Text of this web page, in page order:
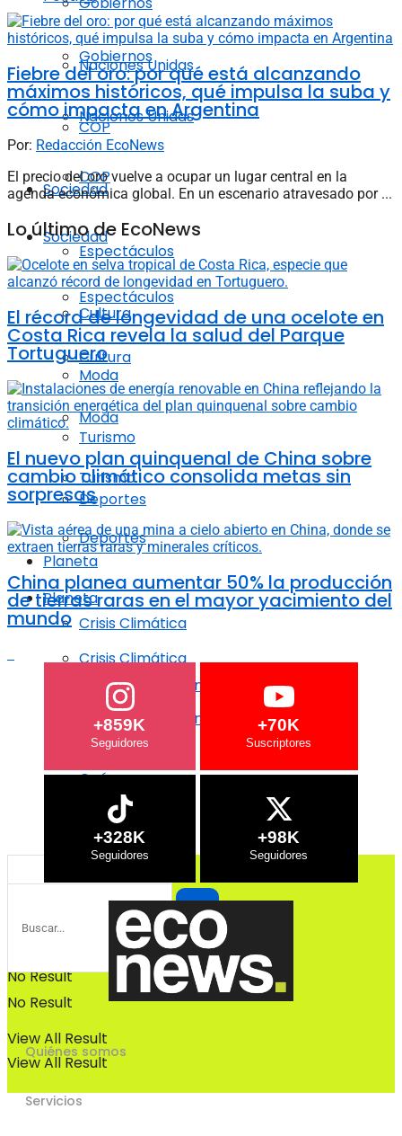
Naciones Unidas
COP
Sociedad
Espectáculos
Cultura
Moda
Turismo
Deportes
Planeta
Crisis Climática
Agricultura regenerativa
Océanos
Bosques
No Result
View All Result
Gobiernos
Naciones Unidas
COP
Sociedad
Espectáculos
Cultura
Moda
Turismo
Deportes
Planeta
Crisis Climática
Agricultura regenerativa
Océanos
Bosques
No Result
View All Result
Fiebre del oro: por qué está alcanzando
máximos históricos, qué impulsa la suba y
cómo impacta en Argentina
Por: Redacción EcoNews
El precio del oro vuelve a ocupar un lugar central en la
agenda económica global. En un escenario atravesado por ...
Lo último de EcoNews
El récord de longevidad de una ocelote en
Costa Rica revela la salud del Parque
Tortuguero
El nuevo plan quinquenal de China sobre
cambio climático consolida metas sin
sorpresas
China planea aumentar 50% la producción
de tierras raras en el mayor yacimiento del
mundo
+859K +70K
+328K +98K
Quiénes somos
Servicios